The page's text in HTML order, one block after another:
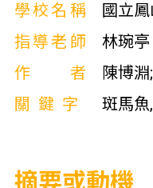
學校名稱
國立
指導老師
林琬亭
作者
陳博
關鍵字
斑馬魚
摘要或動機